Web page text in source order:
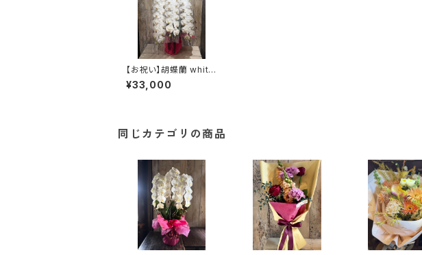
【お祝い】胡蝶蘭 white
3本立 ①（水戸市内の
みお届け可）（TO2）
¥33,000
同じカテゴリの商品